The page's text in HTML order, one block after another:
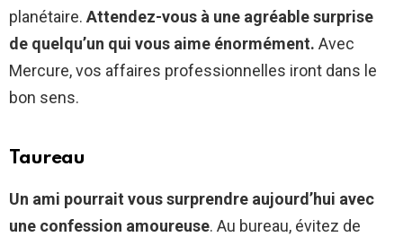
planétaire. Attendez-vous à une agréable surprise
de quelqu’un qui vous aime énormément. Avec
Mercure, vos affaires professionnelles iront dans le
bon sens.
Taureau
Un ami pourrait vous surprendre aujourd’hui avec
une confession amoureuse. Au bureau, évitez de